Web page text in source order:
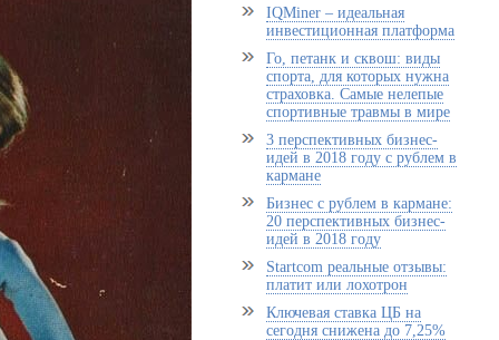
IQMiner – идеальная
инвестиционная платформа
Го, петанк и сквош: виды
спорта, для которых нужна
страховка. Самые нелепые
спортивные травмы в мире
3 перспективных бизнес-
идей в 2018 году с рублем в
кармане
Бизнес с рублем в кармане:
20 перспективных бизнес-
идей в 2018 году
Startcom реальные отзывы:
платит или лохотрон
Ключевая ставка ЦБ на
сегодня снижена до 7,25%